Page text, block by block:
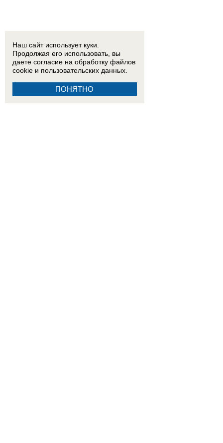
Наш сайт использует куки.
Продолжая его использовать, вы
даете согласие на обработку файлов
cookie и пользовательских данных.
ПОНЯТНО